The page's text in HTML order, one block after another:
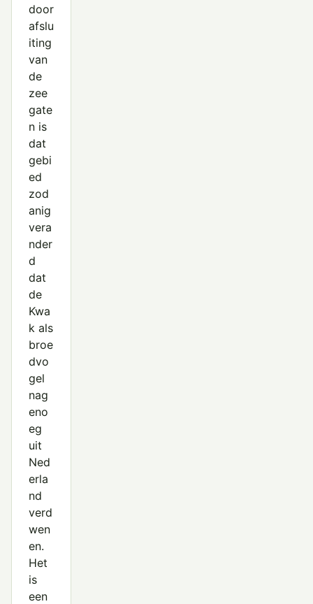
door
afslu
iting
van
de
zee
gate
n is
dat
gebi
ed
zod
anig
vera
nder
d
dat
de
Kwa
k als
broe
dvo
gel
nag
eno
eg
uit
Ned
erla
nd
verd
wen
en.
Het
is
een